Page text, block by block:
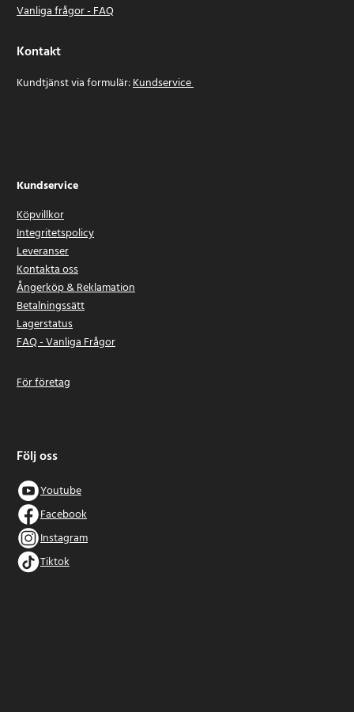
Vanliga frågor - FAQ
Kontakt
Kundtjänst via formulär:Kundservice
Kundservice
Köpvillkor
Integritetspolicy
Leveranser
Kontakta oss
Ångerköp & Reklamation
Betalningssätt
Lagerstatus
FAQ - Vanliga Frågor
För företag
Följ oss
Youtube
Facebook
Instagram
Tiktok